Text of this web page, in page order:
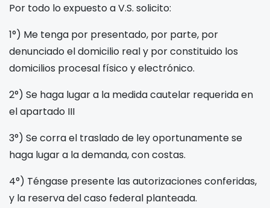
Por todo lo expuesto a V.S. solicito:
1°) Me tenga por presentado, por parte, por
denunciado el domicilio real y por constituido los
domicilios procesal físico y electrónico.
2°) Se haga lugar a la medida cautelar requerida en
el apartado III
3°) Se corra el traslado de ley oportunamente se
haga lugar a la demanda, con costas.
4°) Téngase presente las autorizaciones conferidas,
y la reserva del caso federal planteada.